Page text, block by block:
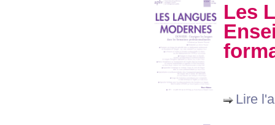
Les
Lire